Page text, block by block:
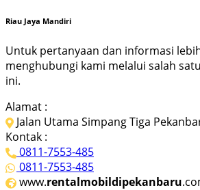
Riau Jaya Mandiri
Untuk pertanyaan dan informasi
menghubungi kami melalui salah
ini.
Alamat :
Jalan Utama Simpang Tiga
Kontak :
0811-7553-485
0811-7553-485
www.rentalmobildipekanbaru